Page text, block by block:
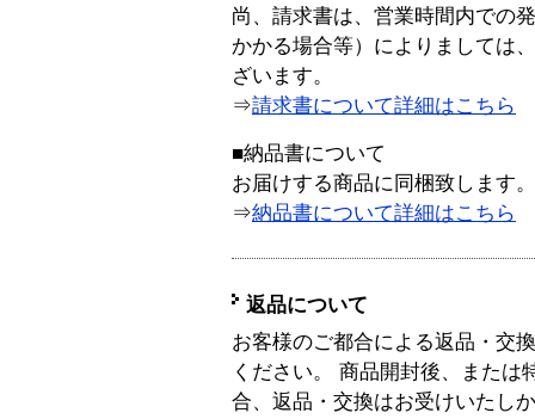
尚、請求書は、営業時間内での
かかる場合等）によりましては
ざいます。
⇒請求書について詳細はこちら
■納品書について
お届けする商品に同梱致します。
⇒納品書について詳細はこちら
返品について
お客様のご都合による返品・交
ください。 商品開封後、または
合、返品・交換はお受けいたし